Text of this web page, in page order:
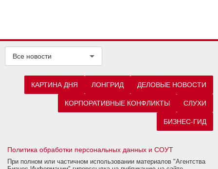
Все новости
КАРТИНА ДНЯ ЛОНГРИД ДЕЛОВЫЕ НОВОСТИ
КОРПОРАТИВНЫЕ КОНФЛИКТЫ СЛУХИ
БИЗНЕС-ГИД
Политика обработки персональных данных и СОУТ
При полном или частичном использовании материалов "Агентства